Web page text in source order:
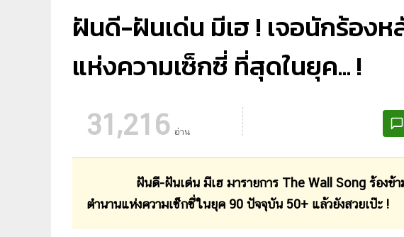
ฝันดี-ฝันเด่น มีเฮ ! เจอนักร้อง
แห่งความเซ็กซี่ ที่สุดในยุค... !
31,216 อ่าน
ฝันดี-ฝันเด่น มีเฮ มารายการ The Wall Song ร้องข้
ตำนานแห่งความเซ็กซี่ในยุค 90 ปัจจุบัน 50+ แล้วยังสวยเป๊ะ !